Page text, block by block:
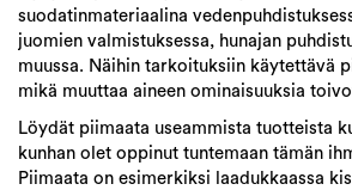
suodatinmateriaalina
juomien valmistuksessa, hunajan
muussa. Näihin tarkoituksiin käytettävä
mikä muuttaa aineen ominaisuuksia
Löydät piimaata useammista tuotteista
kunhan olet oppinut tuntemaan tämän
Piimaata on esimerkiksi laadukkaassa